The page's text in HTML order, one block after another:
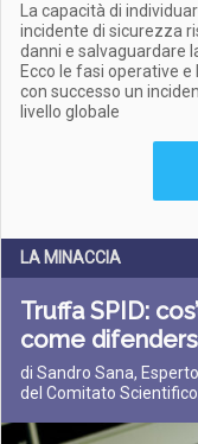
La capacità di
incidente di sicurezza
danni e salvaguardare
Ecco le fasi operative
con successo un
livello globale
LA MINACCIA
Truffa SPID:
come
di Sandro Sana,
del Comitato